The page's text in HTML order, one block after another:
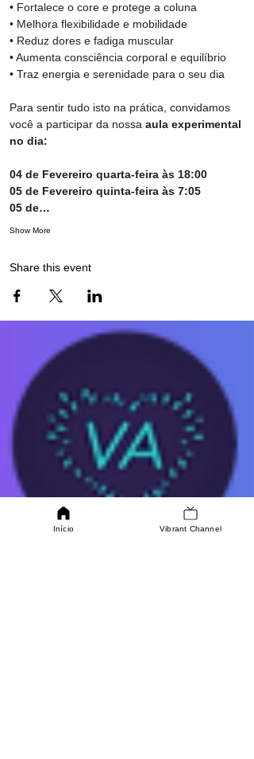
• Fortalece o core e protege a coluna
• Melhora flexibilidade e mobilidade
• Reduz dores e fadiga muscular
• Aumenta consciência corporal e equilíbrio
• Traz energia e serenidade para o seu dia
Para sentir tudo isto na prática, convidamos
você a participar da nossa aula experimental
no dia:
04 de Fevereiro quarta-feira às 18:00
05 de Fevereiro quinta-feira às 7:05
05 de…
Show More
Share this event
Início Vibrant Channel